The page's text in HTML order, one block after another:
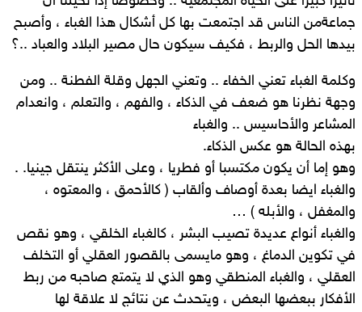
جماعةمن الناس قد اجتمعت بها كل أشكال هذا الغباء ، وأصبح
بيدها الحل والربط ، فكيف سيكون حال مصير البلاد والعباد ..؟
وكلمة الغباء تعني الخفاء .. وتعني الجهل وقلة الفطنة .. ومن
وجهة نظرنا هو ضعف في الذكاء ، والفهم ، والتعلم ، وانعدام
المشاعر والأحاسيس .. والغباء
بهذه الحالة هو عكس الذكاء.
وهو إما أن يكون مكتسبا أو فطريا ، وعلى الأكثر ينتقل جينيا. .
والغباء ايضا بعدة أوصاف وألقاب ( كالأحمق ، والمعتوه ،
والمغفل ، والأبله ) …
والغباء أنواع عديدة تصيب البشر ، كالغباء الخلقي ، وهو نقص
في تكوين الدماغ ، وهو مايسمى بالقصور العقلي أو التخلف
العقلي ، والغباء المنطقي وهو الذي لا يتمتع صاحبه من ربط
الأفكار ببعضها البعض ، ويتحدث عن نتائج لا علاقة لها